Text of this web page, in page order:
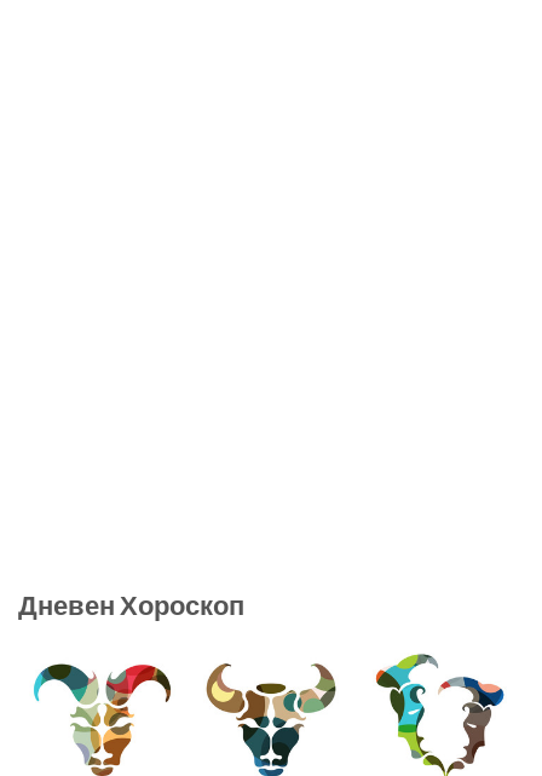
Дневен Хороскоп